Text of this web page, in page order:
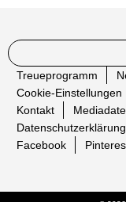
Treueprogramm
Cookie-Einstellungen
Kontakt
Datenschutzerklärung
Facebook